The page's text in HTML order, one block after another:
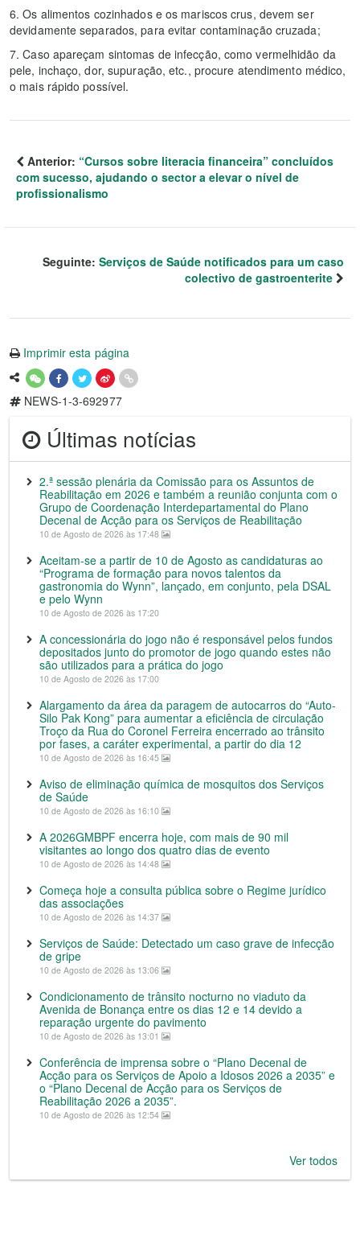
6. Os alimentos cozinhados e os mariscos crus, devem ser
devidamente separados, para evitar contaminação cruzada;
7. Caso apareçam sintomas de infecção, como vermelhidão da
pele, inchaço, dor, supuração, etc., procure atendimento médico,
o mais rápido possível.
Anterior: “Cursos sobre literacia financeira” concluídos
com sucesso, ajudando o sector a elevar o nível de
profissionalismo
Seguinte: Serviços de Saúde notificados para um caso
colectivo de gastroenterite
Imprimir esta página
NEWS-1-3-692977
Últimas notícias
2.ª sessão plenária da Comissão para os Assuntos de
Reabilitação em 2026 e também a reunião conjunta com o
Grupo de Coordenação Interdepartamental do Plano
Decenal de Acção para os Serviços de Reabilitação
10 de Agosto de 2026 às 17:48
Aceitam-se a partir de 10 de Agosto as candidaturas ao
“Programa de formação para novos talentos da
gastronomia do Wynn”, lançado, em conjunto, pela DSAL
e pelo Wynn
10 de Agosto de 2026 às 17:20
A concessionária do jogo não é responsável pelos fundos
depositados junto do promotor de jogo quando estes não
são utilizados para a prática do jogo
10 de Agosto de 2026 às 17:00
Alargamento da área da paragem de autocarros do “Auto-
Silo Pak Kong” para aumentar a eficiência de circulação
Troço da Rua do Coronel Ferreira encerrado ao trânsito
por fases, a caráter experimental, a partir do dia 12
10 de Agosto de 2026 às 16:45
Aviso de eliminação química de mosquitos dos Serviços
de Saúde
10 de Agosto de 2026 às 16:10
A 2026GMBPF encerra hoje, com mais de 90 mil
visitantes ao longo dos quatro dias de evento
10 de Agosto de 2026 às 14:48
Começa hoje a consulta pública sobre o Regime jurídico
das associações
10 de Agosto de 2026 às 14:37
Serviços de Saúde: Detectado um caso grave de infecção
de gripe
10 de Agosto de 2026 às 13:06
Condicionamento de trânsito nocturno no viaduto da
Avenida de Bonança entre os dias 12 e 14 devido a
reparação urgente do pavimento
10 de Agosto de 2026 às 13:01
Conferência de imprensa sobre o “Plano Decenal de
Acção para os Serviços de Apoio a Idosos 2026 a 2035” e
o “Plano Decenal de Acção para os Serviços de
Reabilitação 2026 a 2035”.
10 de Agosto de 2026 às 12:54
Ver todos